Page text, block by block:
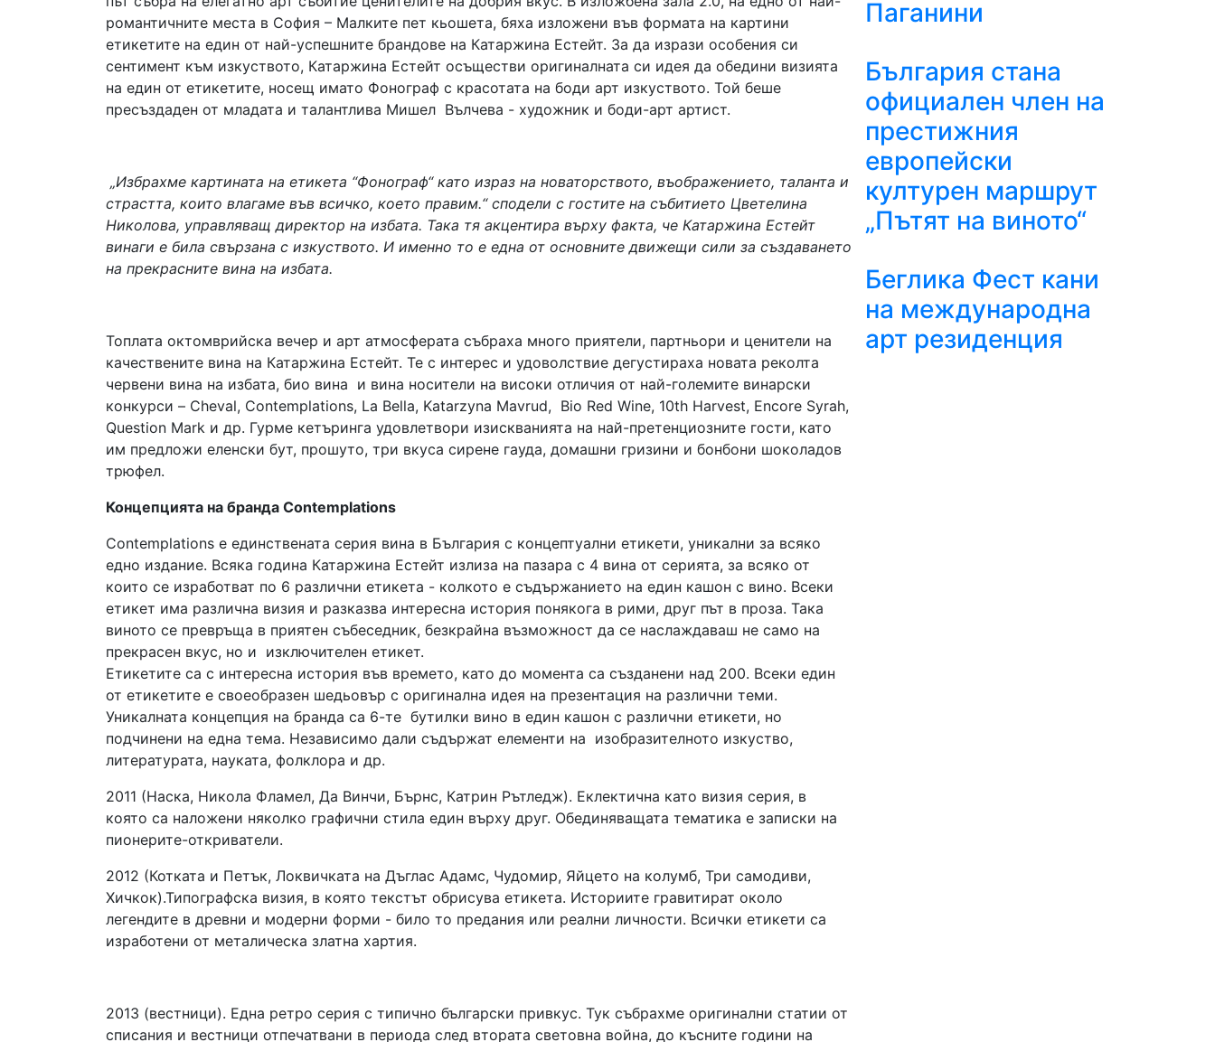
романтичните места в София – Малките пет кьошета, бяха изложени във формата на картини
етикетите на един от най-успешните брандове на Катаржина Естейт. За да изрази особения си
сентимент към изкуството, Катаржина Естейт осъществи оригиналната си идея да обедини визията
на един от етикетите, носещ имато Фонограф с красотата на боди арт изкуството. Той беше
пресъздаден от младата и талантлива Мишел Вълчева - художник и боди-арт артист.
„Избрахме картината на етикета “Фонограф“ като израз на новаторството, въображението, таланта и
страстта, които влагаме във всичко, което правим.“ сподели с гостите на събитието Цветелина
Николова, управляващ директор на избата. Така тя акцентира върху факта, че Катаржина Естейт
винаги е била свързана с изкуството. И именно то е една от основните движещи сили за създаването
на прекрасните вина на избата.
Топлата октомврийска вечер и арт атмосферата събраха много приятели, партньори и ценители на
качествените вина на Катаржина Естейт. Те с интерес и удоволствие дегустираха новата реколта
червени вина на избата, био вина и вина носители на високи отличия от най-големите винарски
конкурси – Cheval, Contemplations, La Bella, Katarzyna Mavrud, Bio Red Wine, 10th Harvest, Encore Syrah,
Question Mark и др. Гурме кетъринга удовлетвори изискванията на най-претенциозните гости, като
им предложи еленски бут, прошуто, три вкуса сирене гауда, домашни гризини и бонбони шоколадов
трюфел.
Концепцията на бранда Contemplations
Contemplations е единствената серия вина в България с концептуални етикети, уникални за всяко
едно издание. Всяка година Катаржина Естейт излиза на пазара с 4 вина от серията, за всяко от
които се изработват по 6 различни етикета - колкото е съдържанието на един кашон с вино. Всеки
етикет има различна визия и разказва интересна история понякога в рими, друг път в проза. Така
виното се превръща в приятен събеседник, безкрайна възможност да се наслаждаваш не само на
прекрасен вкус, но и изключителен етикет.
Етикетите са с интересна история във времето, като до момента са създанени над 200. Всеки един
от етикетите е своеобразен шедьовър с оригинална идея на презентация на различни теми.
Уникалната концепция на бранда са 6-те бутилки вино в един кашон с различни етикети, но
подчинени на една тема. Независимо дали съдържат елементи на изобразителното изкуство,
литературата, науката, фолклора и др.
2011 (Наска, Никола Фламел, Да Винчи, Бърнс, Катрин Рътледж). Еклектична като визия серия, в
която са наложени няколко графични стила един върху друг. Обединяващата тематика е записки на
пионерите-откриватели.
2012 (Котката и Петък, Локвичката на Дъглас Адамс, Чудомир, Яйцето на колумб, Три самодиви,
Хичкок).Типографска визия, в която текстът обрисува етикета. Историите гравитират около
легендите в древни и модерни форми - било то предания или реални личности. Всички етикети са
изработени от металическа златна хартия.
2013 (вестници). Една ретро серия с типично български привкус. Тук събрахме оригинални статии от
списания и вестници отпечатвани в периода след втората световна война, до късните години на
Паганини
България стана
официален член на
престижния
европейски
културен маршрут
„Пътят на виното“
Беглика Фест кани
на международна
арт резиденция